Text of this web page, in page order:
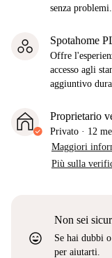
senza problemi.
Spotahome
Offre
accesso agli
aggiuntivo
Proprietario
Privato · 12
Maggiori
Più sulla
sentiment_very_satisfied
Non sei
Se hai dubbi
per aiutarti.